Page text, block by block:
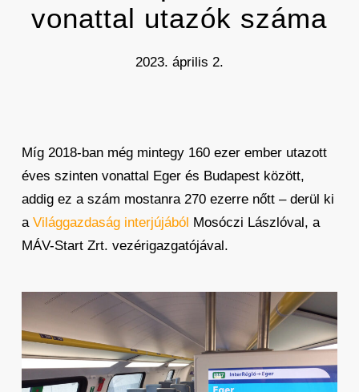
vonattal utazók száma
2023. április 2.
Míg 2018-ban még mintegy 160 ezer ember utazott
éves szinten vonattal Eger és Budapest között,
addig ez a szám mostanra 270 ezerre nőtt – derül ki
a Világgazdaság interjújából Mosóczi Lászlóval, a
MÁV-Start Zrt. vezérigazgatójával.